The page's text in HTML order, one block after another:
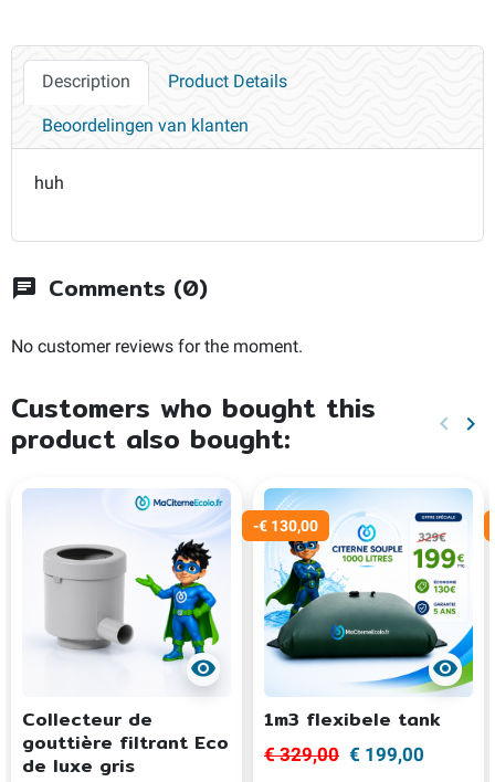
Description Product Details
Beoordelingen van klanten
huh
chat Comments (0)
No customer reviews for the moment.
Customers who bought this
product also bought: keyboard_arrow_left keyboard_arrow_right
visibility
Collecteur de
gouttière filtrant Eco
de luxe gris
-€ 130,00
visibility
1m3 flexibele tank
€ 329,00 € 199,00